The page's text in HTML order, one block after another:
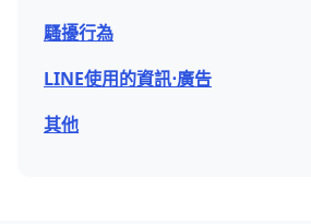
騷擾行為
LINE使用的資訊⋅廣告
其他